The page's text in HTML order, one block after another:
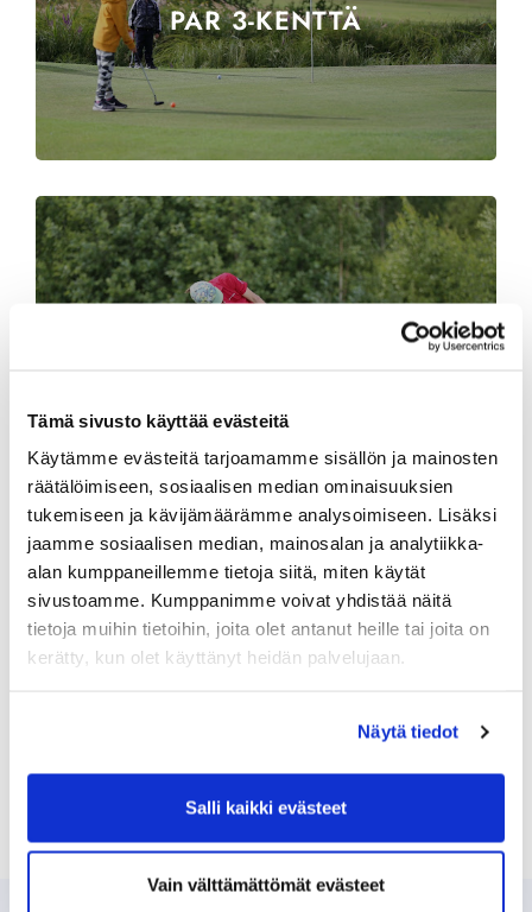
Tämä sivusto käyttää evästeitä
Käytämme evästeitä tarjoamamme sisällön ja mainosten
räätälöimiseen, sosiaalisen median ominaisuuksien
tukemiseen ja kävijämäärämme analysoimiseen. Lisäksi
jaamme sosiaalisen median, mainosalan ja analytiikka-
alan kumppaneillemme tietoja siitä, miten käytät
sivustoamme. Kumppanimme voivat yhdistää näitä
tietoja muihin tietoihin, joita olet antanut heille tai joita on
kerätty, kun olet käyttänyt heidän palvelujaan.
Näytä tiedot
Salli kaikki evästeet
Vain välttämättömät evästeet
PAR 3-KENTTÄ
GREEN CARD -KURSSIT
ALOITUSPAKETTI KAUDELLE